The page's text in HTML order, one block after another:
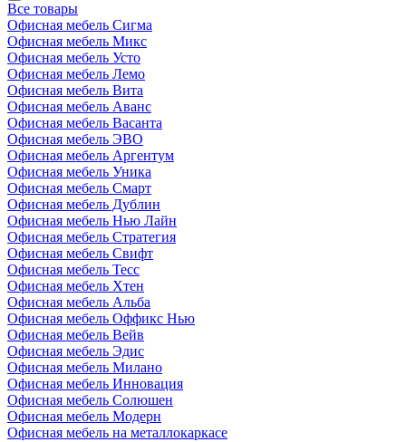
Все товары
Офисная мебель Сигма
Офисная мебель Микс
Офисная мебель Усто
Офисная мебель Лемо
Офисная мебель Вита
Офисная мебель Аванс
Офисная мебель Васанта
Офисная мебель ЭВО
Офисная мебель Аргентум
Офисная мебель Уника
Офисная мебель Смарт
Офисная мебель Дублин
Офисная мебель Нью Лайн
Офисная мебель Стратегия
Офисная мебель Свифт
Офисная мебель Тесс
Офисная мебель Хтен
Офисная мебель Альба
Офисная мебель Оффикс Нью
Офисная мебель Вейв
Офисная мебель Эдис
Офисная мебель Милано
Офисная мебель Инновация
Офисная мебель Солюшен
Офисная мебель Модерн
Офисная мебель на металлокаркасе